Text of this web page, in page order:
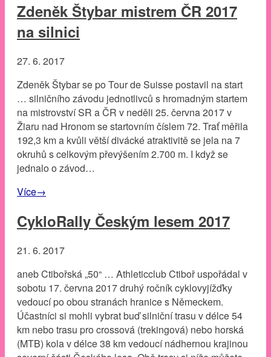
Zdeněk Štybar mistrem ČR 2017
na silnici
27. 6. 2017
Zdeněk Štybar se po Tour de Suisse postavil na start
… silničního závodu jednotlivců s hromadným startem
na mistrovství SR a ČR v neděli 25. června 2017 v
Žiaru nad Hronom se startovním číslem 72. Trať měřila
192,3 km a kvůli větší divácké atraktivitě se jela na 7
okruhů s celkovým převýšením 2.700 m. I když se
jednalo o závod…
Více→
CykloRally Českým lesem 2017
21. 6. 2017
aneb Ctibořská „50“ … Athleticclub Ctiboř uspořádal v
sobotu 17. června 2017 druhý ročník cyklovyjížďky
vedoucí po obou stranách hranice s Německem.
Účastníci si mohli vybrat buď silniční trasu v délce 54
km nebo trasu pro crossová (trekingová) nebo horská
(MTB) kola v délce 38 km vedoucí nádhernou krajinou